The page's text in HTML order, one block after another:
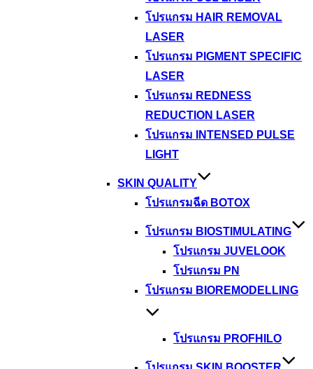
โปรแกรม HAIR REMOVAL
LASER
โปรแกรม PIGMENT SPECIFIC
LASER
โปรแกรม REDNESS
REDUCTION LASER
โปรแกรม INTENSED PULSE
LIGHT
SKIN QUALITY
โปรแกรมฉีด BOTOX
โปรแกรม BIOSTIMULATING
โปรแกรม JUVELOOK
โปรแกรม PN
โปรแกรม BIOREMODELLING
โปรแกรม PROFHILO